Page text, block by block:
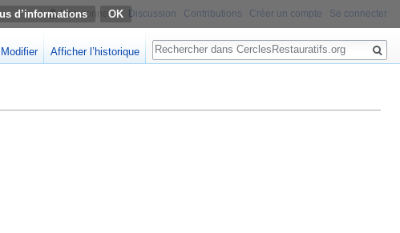
d’informationsNon connecté Discussion Contributions Créer un compte Se connecter
Modifier Afficher l’historique
Rechercher